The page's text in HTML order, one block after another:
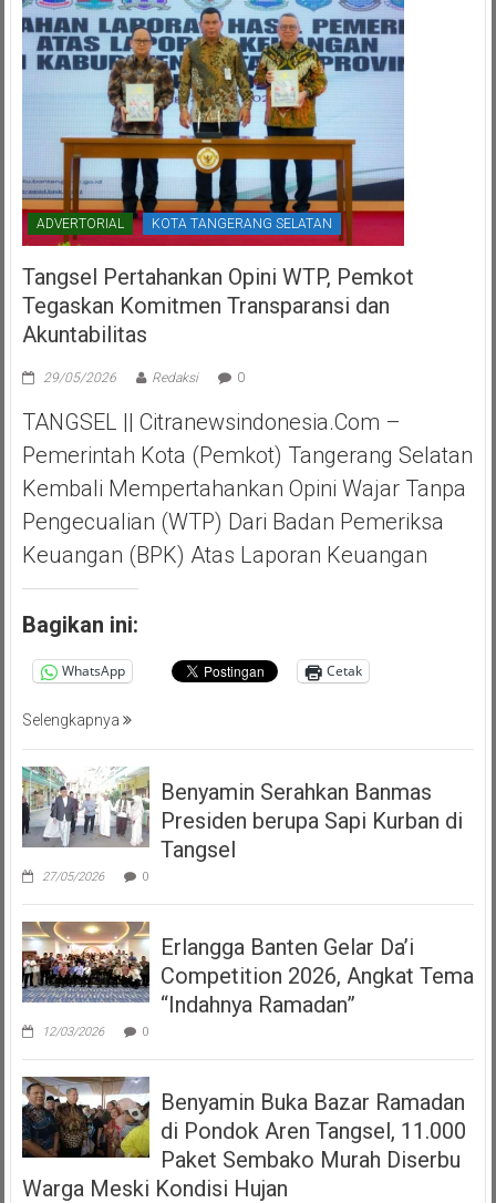
ADVERTORIAL KOTA TANGERANG SELATAN
Tangsel Pertahankan Opini WTP, Pemkot
Tegaskan Komitmen Transparansi dan
Akuntabilitas
29/05/2026 Redaksi 0
TANGSEL || Citranewsindonesia.com –
Pemerintah Kota (Pemkot) Tangerang Selatan
Kembali Mempertahankan Opini Wajar Tanpa
Pengecualian (WTP) Dari Badan Pemeriksa
Keuangan (BPK) Atas Laporan Keuangan
Bagikan ini:
WhatsApp Cetak
Selengkapnya
Benyamin Serahkan Banmas
Presiden berupa Sapi Kurban di
Tangsel
27/05/2026 0
Erlangga Banten Gelar Da’i
Competition 2026, Angkat Tema
“Indahnya Ramadan”
12/03/2026 0
Benyamin Buka Bazar Ramadan
di Pondok Aren Tangsel, 11.000
Paket Sembako Murah Diserbu
Warga Meski Kondisi Hujan